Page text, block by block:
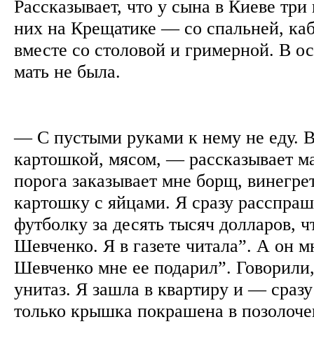
Рассказывает, что у сына в Киеве
них на Крещатике — со спальней,
вместе со столовой и гримерной. В
мать не была.
— С пустыми руками к нему не еду.
картошкой, мясом, — рассказывает
порога заказывает мне борщ,
картошку с яйцами. Я сразу
футболку за десять тысяч долларов,
Шевченко. Я в газете читала”. А он
Шевченко мне ее подарил”.
унитаз. Я зашла в квартиру и —
только крышка покрашена в